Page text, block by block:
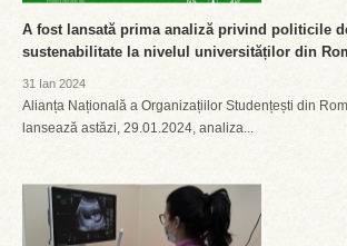
A fost lansată prima analiză privind politicile
sustenabilitate la nivelul universităților din
31 Ian 2024
Alianța Națională a Organizațiilor Studențești din
lansează astăzi, 29.01.2024, analiza...